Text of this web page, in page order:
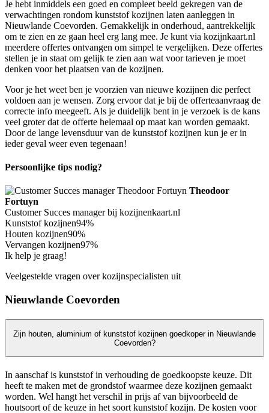
Je hebt inmiddels een goed en compleet beeld gekregen van de
verwachtingen rondom kunststof kozijnen laten aanleggen in
Nieuwlande Coevorden. Gemakkelijk in onderhoud, aantrekkelijk
om te zien en ze gaan heel erg lang mee. Je kunt via kozijnkaart.nl
meerdere offertes ontvangen om simpel te vergelijken. Deze offertes
stellen je in staat om gelijk te zien aan wat voor tarieven je moet
denken voor het plaatsen van de kozijnen.
Voor je het weet ben je voorzien van nieuwe kozijnen die perfect
voldoen aan je wensen. Zorg ervoor dat je bij de offerteaanvraag de
correcte info meegeeft. Als je duidelijk bent in je verzoek is de kans
veel groter dat de offerte helemaal op maat kan worden gemaakt.
Door de lange levensduur van de kunststof kozijnen kun je er in
ieder geval weer even tegenaan!
Persoonlijke tips nodig?
Theodoor
Fortuyn
Customer Succes manager bij kozijnenkaart.nl
Kunststof kozijnen94%
Houten kozijnen90%
Vervangen kozijnen97%
Ik help je graag!
Veelgestelde vragen over kozijnspecialisten uit
Nieuwlande Coevorden
Zijn houten, aluminium of kunststof kozijnen goedkoper in Nieuwlande
Coevorden?
In aanschaf is kunststof in verhouding de goedkoopste keuze. Dit
heeft te maken met de grondstof waarmee deze kozijnen gemaakt
worden. Wel hangt het verschil in prijs af van bijvoorbeeld de
houtsoort of de keuze in het soort kunststof kozijn. De kosten voor